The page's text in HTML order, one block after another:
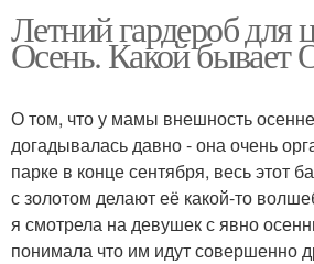
Летний гардероб для
Осень. Какой бывает
О том, что у мамы внешность
догадывалась давно - она очень
парке в конце сентября, весь этот
с золотом делают её какой-то
я смотрела на девушек с явно
понимала что им идут совершенно